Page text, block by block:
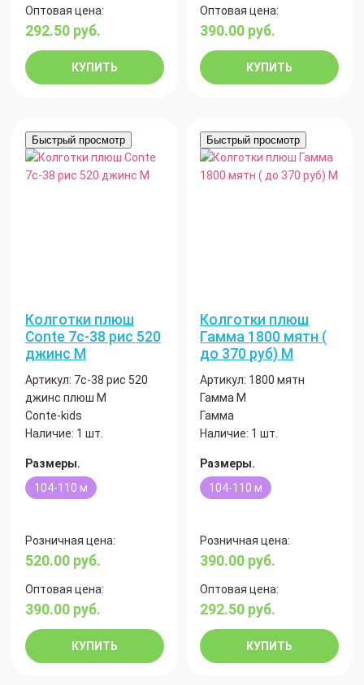
Оптовая цена:
292.50 руб.
КУПИТЬ
Оптовая цена:
390.00 руб.
КУПИТЬ
Быстрый просмотр
Колготки плюш
Conte 7с-38 рис 520
джинс М
Артикул: 7с-38 рис 520
джинс плюш М
Conte-kids
Наличие: 1 шт.
Размеры.
104-110 м
Розничная цена:
520.00 руб.
Оптовая цена:
390.00 руб.
КУПИТЬ
Быстрый просмотр
Колготки плюш
Гамма 1800 мятн (
до 370 руб) М
Артикул: 1800 мятн
Гамма М
Гамма
Наличие: 1 шт.
Размеры.
104-110 м
Розничная цена:
390.00 руб.
Оптовая цена:
292.50 руб.
КУПИТЬ